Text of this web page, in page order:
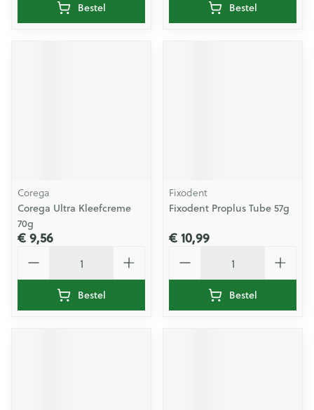
Bestel Bestel
Corega
Corega Ultra Kleefcreme
70g
€ 9,56
Bestel
Fixodent
Fixodent Proplus Tube 57g
€ 10,99
Bestel